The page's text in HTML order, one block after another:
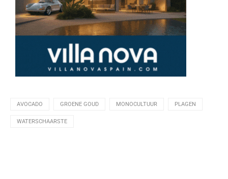
AVOCADO GROENE GOUD MONOCULTUUR PLAGEN
WATERSCHAARSTE